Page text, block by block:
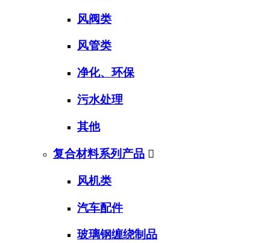
风阀类
风管类
净化、环保
污水处理
其他
复合材料系列产品 
风机类
汽车配件
玻璃钢缠绕制品